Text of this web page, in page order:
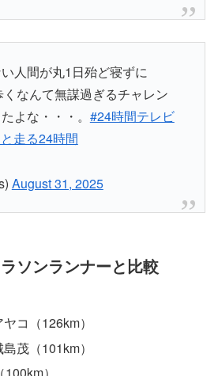
人間が丸1日殆ど寝ずに
なんて無謀過ぎるチャレン
よな・・・。 #24時間テレビ
走る24時間
August 31, 2025
ソンランナーと比較
コ（126km）
茂（101km）
）